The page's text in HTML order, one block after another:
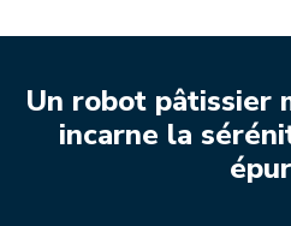
Un robot pâtissier
incarne la